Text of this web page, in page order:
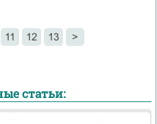
11 12 13 >
статьи: